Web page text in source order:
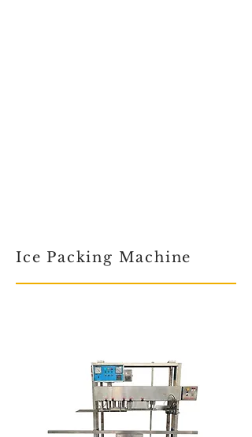
Ice Packing Machine